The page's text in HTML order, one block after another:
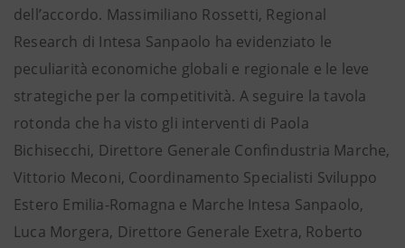
dell’accordo. Massimiliano Rossetti, Regional
Research di Intesa Sanpaolo ha evidenziato le
peculiarità economiche globali e regionale e le leve
strategiche per la competitività. A seguire la tavola
rotonda che ha visto gli interventi di Paola
Bichisecchi, Direttore Generale Confindustria Marche,
Vittorio Meconi, Coordinamento Specialisti Sviluppo
Estero Emilia-Romagna e Marche Intesa Sanpaolo,
Luca Morgera, Direttore Generale Exetra, Roberto